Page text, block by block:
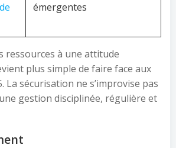
émergentes
ressources à une attitude
plus simple de faire face aux
La sécurisation ne s’improvise pas
gestion disciplinée, régulière et